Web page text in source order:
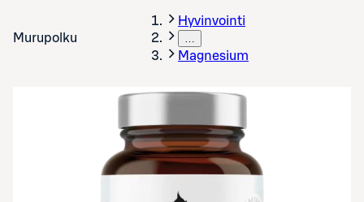
Murupolku
Hyvinvointi
…
Magnesium